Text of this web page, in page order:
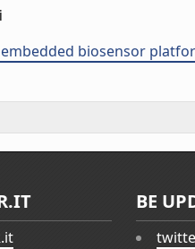
biosensor
BE